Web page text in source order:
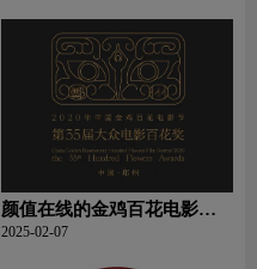
颜值在线的金鸡百花电影节
新logo
2025-02-07